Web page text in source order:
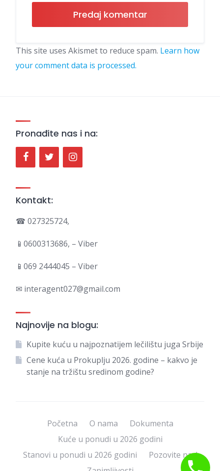
This site uses Akismet to reduce spam. Learn how
your comment data is processed.
Pronađite nas i na:
Kontakt:
☎ 027325724,
📱0600313686, – Viber
📱069 2444045 – Viber
✉ interagent027@gmail.com
Najnovije na blogu:
Kupite kuću u najpoznatijem lečilištu juga Srbije
Cene kuća u Prokuplju 2026. godine – kakvo je
stanje na tržištu sredinom godine?
Početna O nama
Dokumenta
Kuće u ponudi u 2026 godini
Stanovi u ponudi u 2026 godini
Pozovite nas!